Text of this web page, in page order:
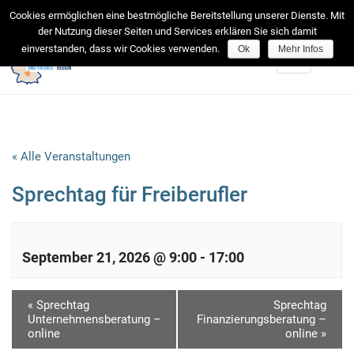
facebook
Toggle
« Alle Veranstaltungen
Sprechtag für Freiberufler
September 21, 2026 @ 9:00 - 17:00
r
« Sprechtag
Unternehmensberatung –
online
Sprechtag
Finanzierungsberatung –
online »
Cookies ermöglichen eine bestmögliche Bereitstellung unserer Dienste. Mit
der Nutzung dieser Seiten und Services erklären Sie sich damit
einverstanden, dass wir Cookies verwenden.
Ok Mehr Infos